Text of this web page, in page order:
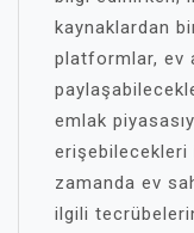
kaynaklardan
platformlar, ev
emlak
erişebilecekleri
zamanda ev
ilgili